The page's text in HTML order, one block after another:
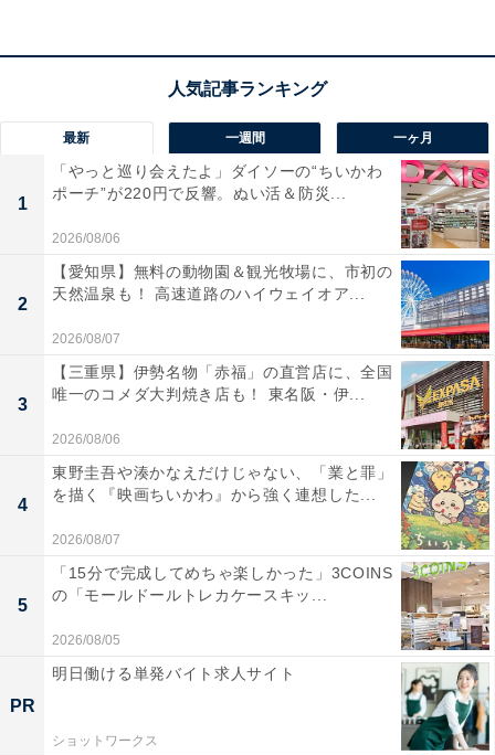
【つなぎ温泉の人気ホテル】「盛岡つなぎ温
泉 愛真館」が選ばれる理由
※掲載されている情報は記事公開時のものです。あらか
じめご了承ください。 また、記事中の宿泊プランを予約
すると、売上の一部がオールアバウトに還元されること
があります。
この記事の執筆者： All About ニュース 旅行
部
全国の人気ホテルから今泊まりたい宿を厳選してご紹介。日々更新
される売れ筋ランキングや、見逃せないセール・キャンペーン情報
など、お得に旅を楽しむための秘けつが満載です。さらに、ここで
しか読めない独自コンテンツも充実。編集部員による宿泊レビュー
では、公式Webサイトだけでは分からないリアルな様子を紹介しま
す。
...続きを読む
こちらもおすすめ
【楽天トラベル売れ筋1位】富山県「氷見温泉郷
くつろぎの宿 うみあかり」は窓から青々とした
富山湾や山々の翠を望める宿【7月4日】
最新 一週間 一ヶ月
1
「やっと巡り会えたよ」ダイソーの“ちいかわ
ポーチ”が220円で反響。ぬい活＆防災...
2026/08/06
2
【愛知県】無料の動物園＆観光牧場に、市初の
天然温泉も！ 高速道路のハイウェイオア...
2026/08/07
3
【三重県】伊勢名物「赤福」の直営店に、全国
唯一のコメダ大判焼き店も！ 東名阪・伊...
2026/08/06
4
東野圭吾や湊かなえだけじゃない、「業と罪」
を描く『映画ちいかわ』から強く連想した...
2026/08/07
5
「15分で完成してめちゃ楽しかった」3COINS
の「モールドールトレカケースキッ...
2026/08/05
PR
明日働ける単発バイト求人サイト
ショットワークス